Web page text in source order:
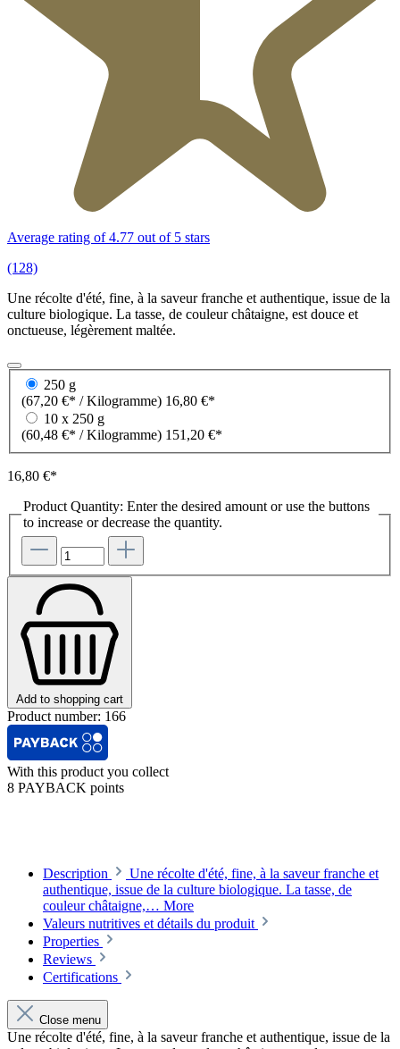
Average rating of 4.77 out of 5 stars
(128)
Une récolte d'été, fine, à la saveur franche et authentique, issue de la
culture biologique. La tasse, de couleur châtaigne, est douce et
onctueuse, légèrement maltée.
250 g
(67,20 €* / Kilogramme) 16,80 €*
10 x 250 g
(60,48 €* / Kilogramme) 151,20 €*
16,80 €*
Product Quantity: Enter the desired amount or use the buttons
to increase or decrease the quantity.
Add to shopping cart
Product number: 166
With this product you collect
8 PAYBACK points
Description
Une récolte d'été, fine, à la saveur franche et
authentique, issue de la culture biologique. La tasse, de
couleur châtaigne,… More
Valeurs nutritives et détails du produit
Properties
Reviews
Certifications
Close menu
Une récolte d'été, fine, à la saveur franche et authentique, issue de la